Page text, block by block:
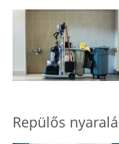
Repülős